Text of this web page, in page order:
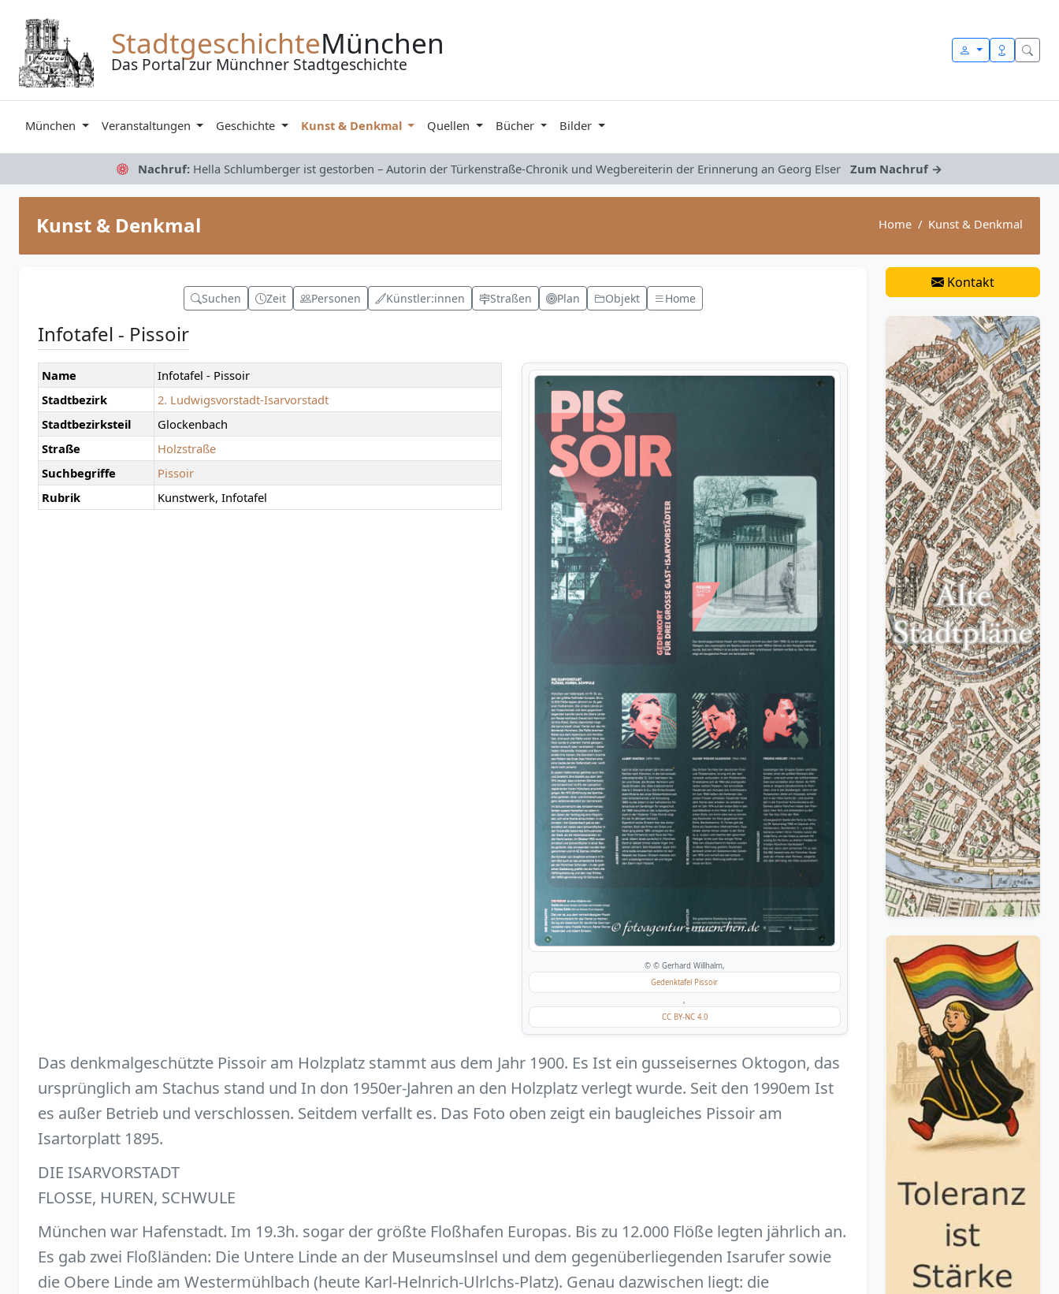
StadtgeschichteMünchen
Das Portal zur Münchner Stadtgeschichte
München Veranstaltungen Geschichte Kunst & Denkmal Quellen Bücher Bilder
Nachruf: Hella Schlumberger ist gestorben – Autorin der Türkenstraße-Chronik und Wegbereiterin der Erinnerung an Georg Elser Zum Nachruf →
Kunst & Denkmal Home Kunst & Denkmal
Suchen Zeit Personen Künstler:innen Straßen Plan Objekt Home
Infotafel - Pissoir
Name
Infotafel - Pissoir
Stadtbezirk
2. Ludwigsvorstadt-Isarvorstadt
Stadtbezirksteil
Glockenbach
Straße
Holzstraße
Suchbegriffe
Pissoir
Rubrik
Kunstwerk, Infotafel
© © Gerhard Willhalm,
Gedenktafel Pissoir
,
CC BY-NC 4.0
Das denkmalgeschützte Pissoir am Holzplatz stammt aus dem Jahr 1900. Es Ist ein gusseisernes Oktogon, das
ursprünglich am Stachus stand und In don 1950er-Jahren an den Holzplatz verlegt wurde. Seit den 1990em Ist
es außer Betrieb und verschlossen. Seitdem verfallt es. Das Foto oben zeigt ein baugleiches Pissoir am
Isartorplatt 1895.
DIE ISARVORSTADT
FLOSSE, HUREN, SCHWULE
München war Hafenstadt. Im 19.3h. sogar der größte Floßhafen Europas. Bis zu 12.000 Flöße legten jährlich an.
Es gab zwei Floßländen: Die Untere Linde an der Museumslnsel und dem gegenüberliegenden Isarufer sowie
die Obere Linde am Westermühlbach (heute Karl-Helnrich-Ulrlchs-Platz). Genau dazwischen liegt: die
Kontakt